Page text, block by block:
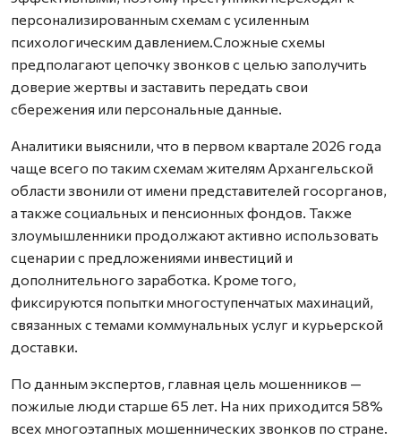
персонализированным схемам с усиленным
психологическим давлением.Сложные схемы
предполагают цепочку звонков с целью заполучить
доверие жертвы и заставить передать свои
сбережения или персональные данные.
Аналитики выяснили, что в первом квартале 2026 года
чаще всего по таким схемам жителям Архангельской
области звонили от имени представителей госорганов,
а также социальных и пенсионных фондов. Также
злоумышленники продолжают активно использовать
сценарии с предложениями инвестиций и
дополнительного заработка. Кроме того,
фиксируются попытки многоступенчатых махинаций,
связанных с темами коммунальных услуг и курьерской
доставки.
По данным экспертов, главная цель мошенников —
пожилые люди старше 65 лет. На них приходится 58%
всех многоэтапных мошеннических звонков по стране.